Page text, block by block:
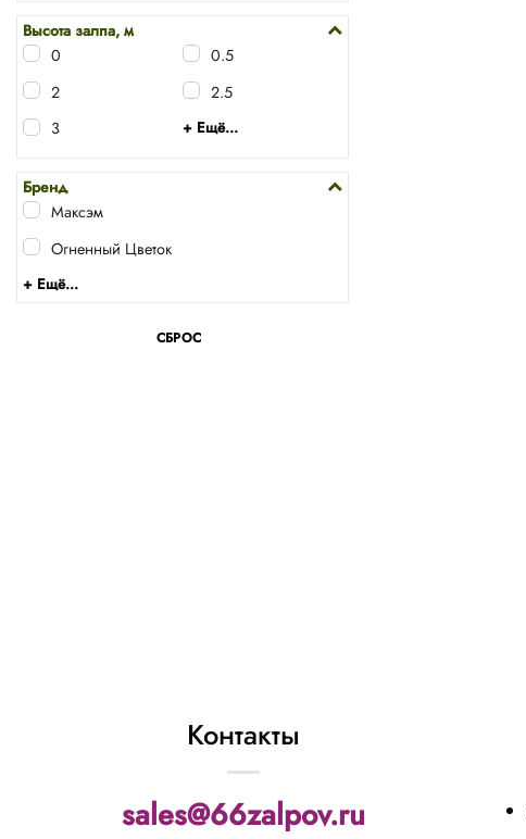
Высота залпа, м
0
0.5
2
2.5
3
+ Ещё...
Бренд
Максэм
Огненный Цветок
+ Ещё...
СБРОС
Контакты
sales@66zalpov.ru